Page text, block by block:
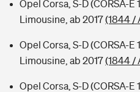
Opel Corsa, S-D (CORSA-E
Limousine, ab 2017(1844 /
Opel Corsa, S-D (CORSA-E
Limousine, ab 2017(1844 /
Opel Corsa, S-D (CORSA-E